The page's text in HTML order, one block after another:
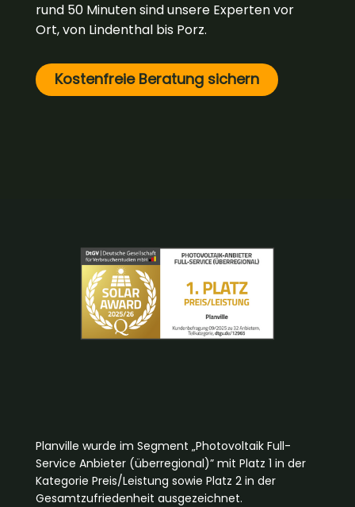
rund 50 Minuten sind unsere Experten vor
Ort, von Lindenthal bis Porz.
Kostenfreie Beratung sichern
Planville wurde im Segment „Photovoltaik Full-
Service Anbieter (überregional)” mit Platz 1 in der
Kategorie Preis/Leistung sowie Platz 2 in der
Gesamtzufriedenheit ausgezeichnet.